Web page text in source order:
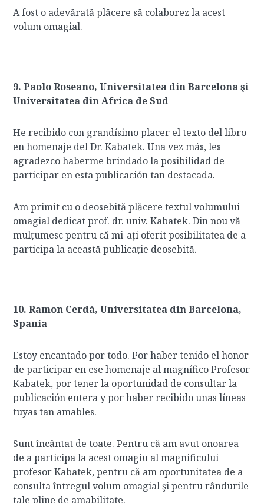
A fost o adevărată plăcere să colaborez la acest
volum omagial.
9. Paolo Roseano, Universitatea din Barcelona şi
Universitatea din Africa de Sud
He recibido con grandísimo placer el texto del libro
en homenaje del Dr. Kabatek. Una vez más, les
agradezco haberme brindado la posibilidad de
participar en esta publicación tan destacada.
Am primit cu o deosebită plăcere textul volumului
omagial dedicat prof. dr. univ. Kabatek. Din nou vă
mulțumesc pentru că mi-ați oferit posibilitatea de a
participa la această publicație deosebită.
10. Ramon Cerdà, Universitatea din Barcelona,
Spania
Estoy encantado por todo. Por haber tenido el honor
de participar en ese homenaje al magnífico Profesor
Kabatek, por tener la oportunidad de consultar la
publicación entera y por haber recibido unas líneas
tuyas tan amables.
Sunt ȋncȃntat de toate. Pentru că am avut onoarea
de a participa la acest omagiu al magnificului
profesor Kabatek, pentru că am oportunitatea de a
consulta ȋntregul volum omagial şi pentru rȃndurile
tale pline de amabilitate.